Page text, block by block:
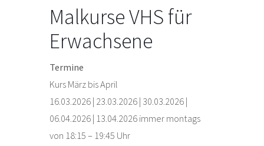
Malkurse VHS für
Erwachsene
Termine
Kurs März bis April
16.03.2026 | 23.03.2026 | 30.03.2026 |
06.04.2026 | 13.04.2026 immer montags
von 18:15 – 19:45 Uhr